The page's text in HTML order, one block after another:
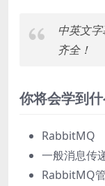
中英文
齐全！
你将会学到什
RabbitMQ
一般消息传
RabbitMQ